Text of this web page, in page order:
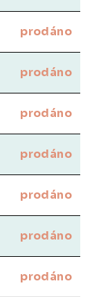
prodáno
prodáno
prodáno
prodáno
prodáno
prodáno
prodáno